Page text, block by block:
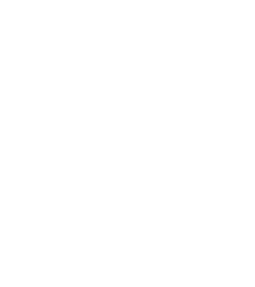
prstom.